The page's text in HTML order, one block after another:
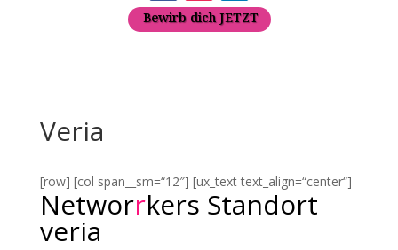
Bewirb dich JETZT
Veria
[row] [col span__sm=“12″] [ux_text text_align=“center“]
Networrkers Standort
veria